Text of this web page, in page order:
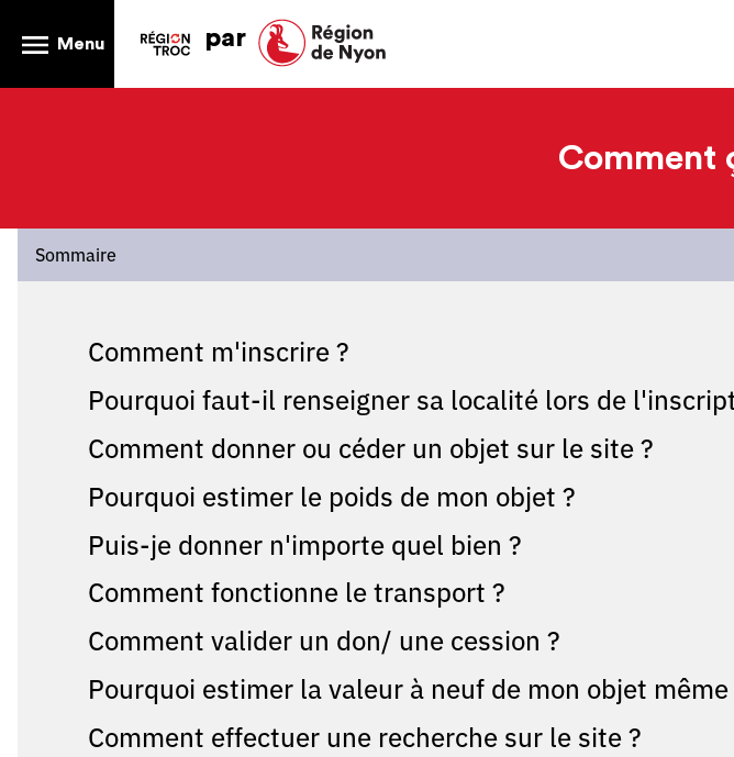
Menu par
Comment
Sommaire
Comment m'inscrire ?
Pourquoi faut-il renseigner sa localité lors de
Comment donner ou céder un objet sur le site ?
Pourquoi estimer le poids de mon objet ?
Puis-je donner n'importe quel bien ?
Comment fonctionne le transport ?
Comment valider un don/ une cession ?
Pourquoi estimer la valeur à neuf de mon objet même
Comment effectuer une recherche sur le site ?